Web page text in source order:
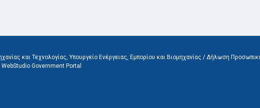
και Τεχνολογίας, Υπουργείο Ενέργειας, Εμπορίου και Βιομηχανίας / Δήλωση
WebStudio Government Portal